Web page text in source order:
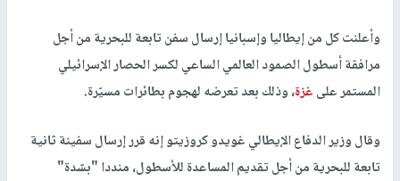
وأعلنت كل من إيطاليا وإسبانيا إرسال سفن تابعة للبحرية من أجل
مرافقة أسطول الصمود العالمي الساعي لكسر الحصار الإسرائيلي
المستمر علىغزة، وذلك بعد تعرضه لهجوم بطائرات مسيّرة.
وقال وزير الدفاع الإيطالي غويدو كروزيتو إنه قرر إرسال سفينة ثانية
تابعة للبحرية من أجل تقديم المساعدة للأسطول، منددا "بشدة"